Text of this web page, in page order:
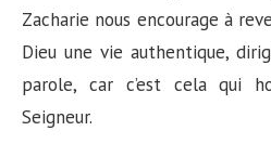
Zacharie nous encourage à
Dieu une vie authentique,
parole, car c’est cela qui
Seigneur.